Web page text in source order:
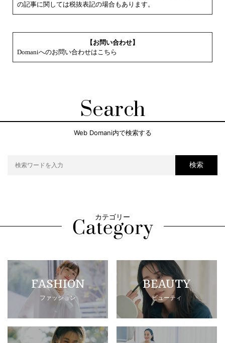
の記事に関しては税抜表記の場合もあります。
【お問い合わせ】
Domaniへのお問い合わせはこちら
Search
Web Domani内で検索する
検索
カテゴリー
FASHION
ファッション
BEAUTY
ビューティ